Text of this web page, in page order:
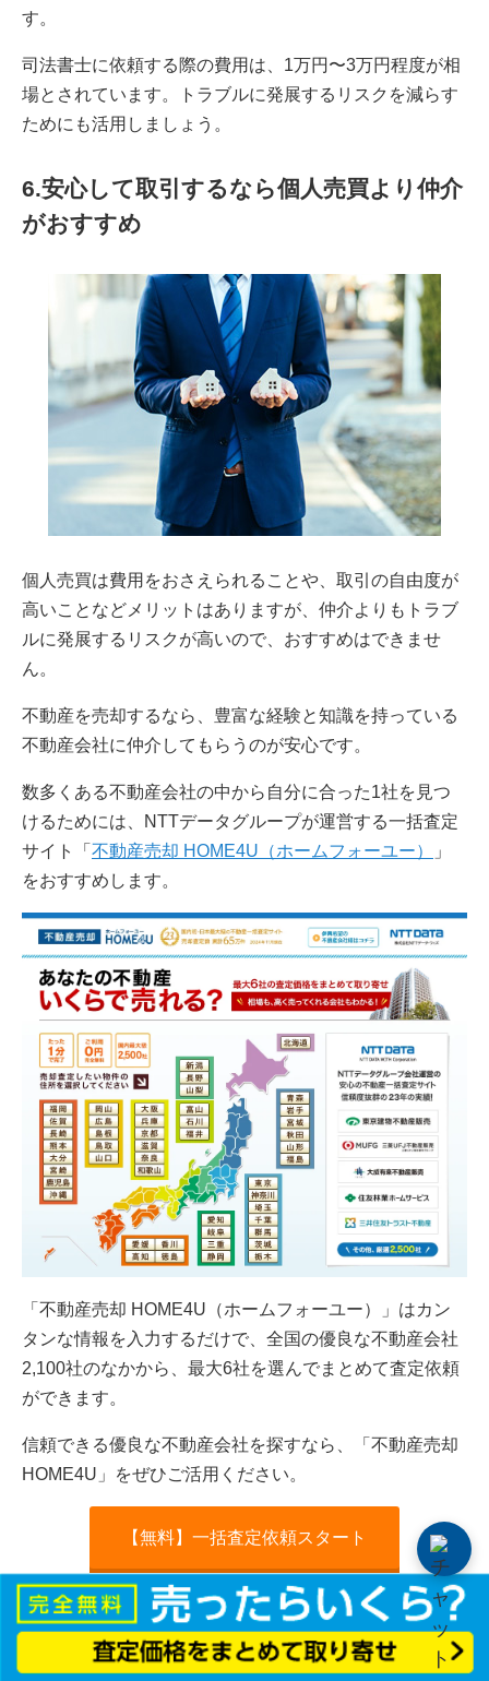
す。
司法書士に依頼する際の費用は、1万円〜3万円程度が相
場とされています。トラブルに発展するリスクを減らす
ためにも活用しましょう。
6.安心して取引するなら個人売買より仲介
がおすすめ
個人売買は費用をおさえられることや、取引の自由度が
高いことなどメリットはありますが、仲介よりもトラブ
ルに発展するリスクが高いので、おすすめはできませ
ん。
不動産を売却するなら、豊富な経験と知識を持っている
不動産会社に仲介してもらうのが安心です。
数多くある不動産会社の中から自分に合った1社を見つ
けるためには、NTTデータグループが運営する一括査定
サイト「 不動産売却 HOME4U（ホームフォーユー）
」
をおすすめします。
「不動産売却 HOME4U（ホームフォーユー）」はカン
タンな情報を入力するだけで、全国の優良な不動産会社
2,100社のなかから、最大6社を選んでまとめて査定依頼
ができます。
信頼できる優良な不動産会社を探すなら、「不動産売却
HOME4U」をぜひご活用ください。
【無料】一括査定依頼スタート
この記事のポイント